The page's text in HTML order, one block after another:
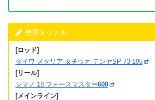
使用タックル
[ロッド]
ダイワ メタリア タチウオ テンヤSP 73-195
[リール]
シマノ 18 フォースマスタ ー600
[メインライン]